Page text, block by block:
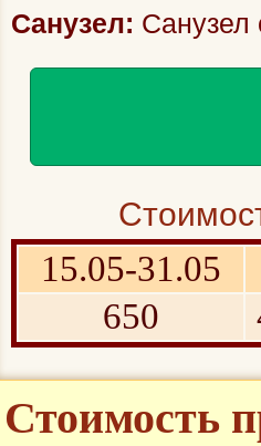
Санузел:
15.05-31.05
650
Стоимость